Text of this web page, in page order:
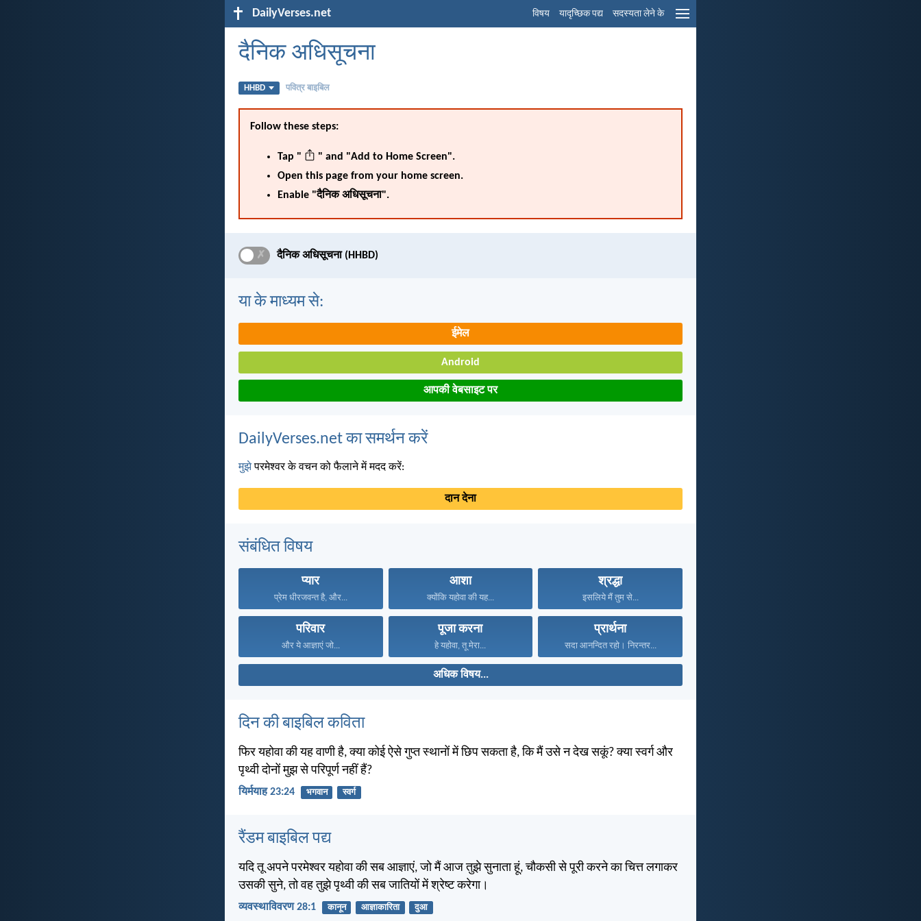
DailyVerses.net विषय यादृच्छिक पद्य सदस्यता लेने के
दैनिक अधिसूचना
HHBD पवित्र बाइबिल
Follow these steps:
Tap "
" and "Add to Home Screen".
Open this page from your home screen.
Enable "दैनिक अधिसूचना".
✗ दैनिक अधिसूचना (HHBD)
या के माध्यम से:
ईमेल
Android
आपकी वेबसाइट पर
DailyVerses.net का समर्थन करें
मुझेपरमेश्वर के वचन को फैलाने में मदद करें:
दान देना
संबंधित विषय
प्यार
प्रेम धीरजवन्त है, और...
आशा
क्योंकि यहोवा की यह...
श्रद्धा
इसलिये मैं तुम से...
परिवार
और ये आज्ञाएं जो...
पूजा करना
हे यहोवा, तू मेरा...
प्रार्थना
सदा आनन्दित रहो। निरन्तर...
अधिक विषय...
दिन की बाइबिल कविता
फिर यहोवा की यह वाणी है, क्या कोई ऐसे गुप्त स्थानों में छिप सकता है, कि मैं उसे न देख सकूं? क्या स्वर्ग और
पृथ्वी दोनों मुझ से परिपूर्ण नहीं हैं?
यिर्मयाह 23:24 भगवान स्वर्ग
रैंडम बाइबिल पद्य
यदि तू अपने परमेश्वर यहोवा की सब आज्ञाएं, जो मैं आज तुझे सुनाता हूं, चौकसी से पूरी करने का चित्त लगाकर
उसकी सुने, तो वह तुझे पृथ्वी की सब जातियों में श्रेष्ट करेगा।
व्यवस्थाविवरण 28:1 कानून आज्ञाकारिता दुआ